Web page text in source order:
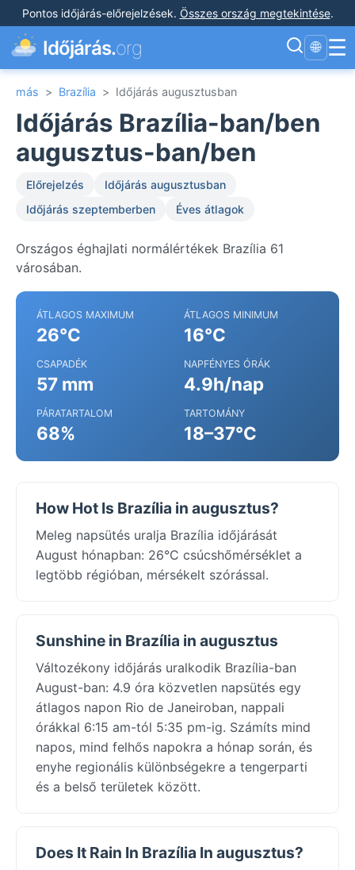
Pontos időjárás-előrejelzések. Összes ország megtekintése.
Időjárás.org 🌐 ☰
más > Brazília > Időjárás augusztusban
Időjárás Brazília-ban/ben
augusztus-ban/ben
Előrejelzés
Időjárás augusztusban
Időjárás szeptemberben
Éves átlagok
Országos éghajlati normálértékek Brazília 61
városában.
ÁTLAGOS MAXIMUM
26°C
ÁTLAGOS MINIMUM
16°C
CSAPADÉK
57 mm
NAPFÉNYES ÓRÁK
4.9h/nap
PÁRATARTALOM
68%
TARTOMÁNY
18–37°C
How Hot Is Brazília in augusztus?
Meleg napsütés uralja Brazília időjárását
August hónapban: 26°C csúcshőmérséklet a
legtöbb régióban, mérsékelt szórással.
Sunshine in Brazília in augusztus
Változékony időjárás uralkodik Brazília-ban
August-ban: 4.9 óra közvetlen napsütés egy
átlagos napon Rio de Janeiroban, nappali
órákkal 6:15 am-tól 5:35 pm-ig. Számíts mind
napos, mind felhős napokra a hónap során, és
enyhe regionális különbségekre a tengerparti
és a belső területek között.
Does It Rain In Brazília In augusztus?